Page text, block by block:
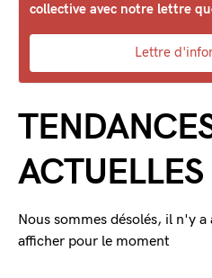
collective avec notre lettre
Lettre
ACTUELLES
Nous sommes désolés, il n'y
afficher pour le moment